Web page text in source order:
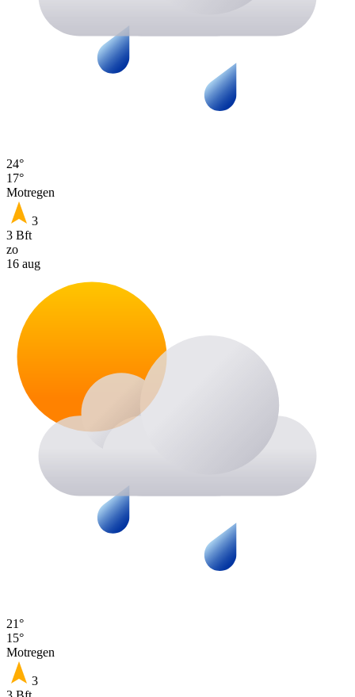
24°
17°
Motregen
3
3 Bft
zo
16 aug
21°
15°
Motregen
3